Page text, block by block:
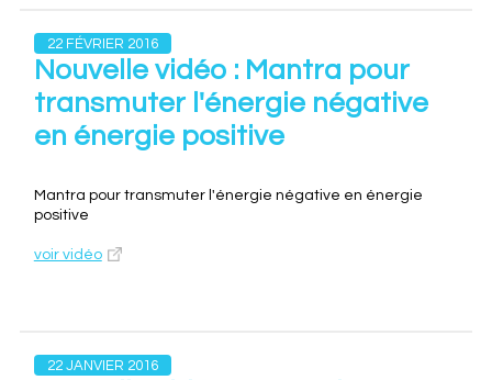
22 FÉVRIER 2016
Nouvelle vidéo : Mantra pour
transmuter l'énergie négative
en énergie positive
Mantra pour transmuter l'énergie négative en énergie
positive
voir vidéo
22 JANVIER 2016